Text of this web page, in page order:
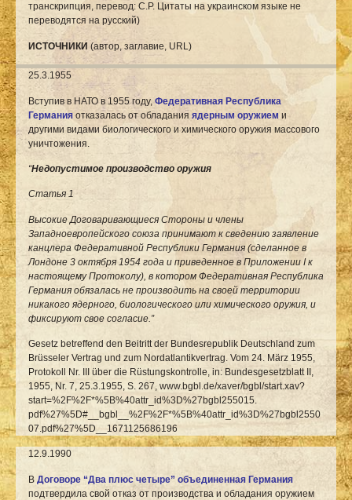
транскрипция, перевод: С.Р. Цитаты на украинском языке не
переводятся на русский)
ИСТОЧНИКИ (автор, заглавие, URL)
25.3.1955
Вступив в НАТО в 1955 году, Федеративная Республика
Германия отказалась от обладания ядерным оружием и
другими видами биологического и химического оружия массового
уничтожения.
“Недопустимое производство оружия
Статья 1
Высокие Договаривающиеся Стороны и члены
Западноевропейского союза принимают к сведению заявление
канцлера Федеративной Республики Германия (сделанное в
Лондоне 3 октября 1954 года и приведенное в Приложении I к
настоящему Протоколу), в котором Федеративная Республика
Германия обязалась не производить на своей территории
никакого ядерного, биологического или химического оружия, и
фиксируют свое согласие.”
Gesetz betreffend den Beitritt der Bundesrepublik Deutschland zum
Brüsseler Vertrag und zum Nordatlantikvertrag. Vom 24. März 1955,
Protokoll Nr. III über die Rüstungskontrolle, in: Bundesgesetzblatt II,
1955, Nr. 7, 25.3.1955, S. 267, www.bgbl.de/xaver/bgbl/start.xav?
start=%2F%2F*%5B%40attr_id%3D%27bgbl255015.
pdf%27%5D#__bgbl__%2F%2F*%5B%40attr_id%3D%27bgbl2550
07.pdf%27%5D__1671125686196
12.9.1990
В Договоре “Два плюс четыре” объединенная Германия
подтвердила свой отказ от производства и обладания оружием